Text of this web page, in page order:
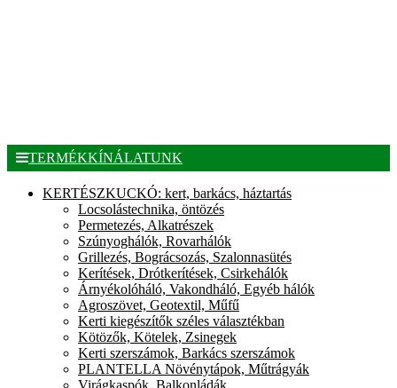
TERMÉKKÍNÁLATUNK
KERTÉSZKUCKÓ: kert, barkács, háztartás
Locsolástechnika, öntözés
Permetezés, Alkatrészek
Szúnyoghálók, Rovarhálók
Grillezés, Bográcsozás, Szalonnasütés
Kerítések, Drótkerítések, Csirkehálók
Árnyékolóháló, Vakondháló, Egyéb hálók
Agroszövet, Geotextil, Műfű
Kerti kiegészítők széles választékban
Kötözők, Kötelek, Zsinegek
Kerti szerszámok, Barkács szerszámok
PLANTELLA Növénytápok, Műtrágyák
Virágkaspók, Balkonládák